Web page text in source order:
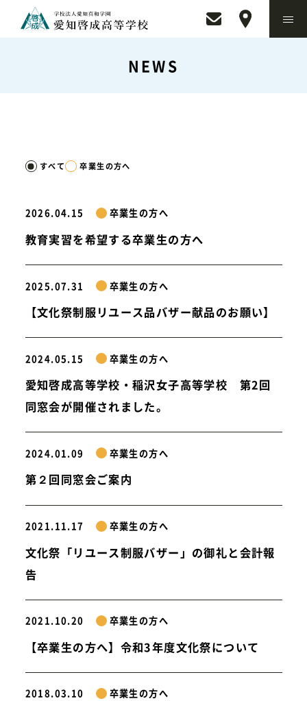
NEWS
すべて 卒業生の方へ
2026.04.15 卒業生の方へ
教育実習を希望する卒業生の方へ
2025.07.31 卒業生の方へ
【文化祭制服リユース品バザー献品のお願い】
2024.05.15 卒業生の方へ
愛知啓成高等学校・稲沢女子高等学校 第2回
同窓会が開催されました。
2024.01.09 卒業生の方へ
第２回同窓会ご案内
2021.11.17 卒業生の方へ
文化祭「リユース制服バザー」の御礼と会計報
告
2021.10.20 卒業生の方へ
【卒業生の方へ】令和3年度文化祭について
2018.03.10 卒業生の方へ